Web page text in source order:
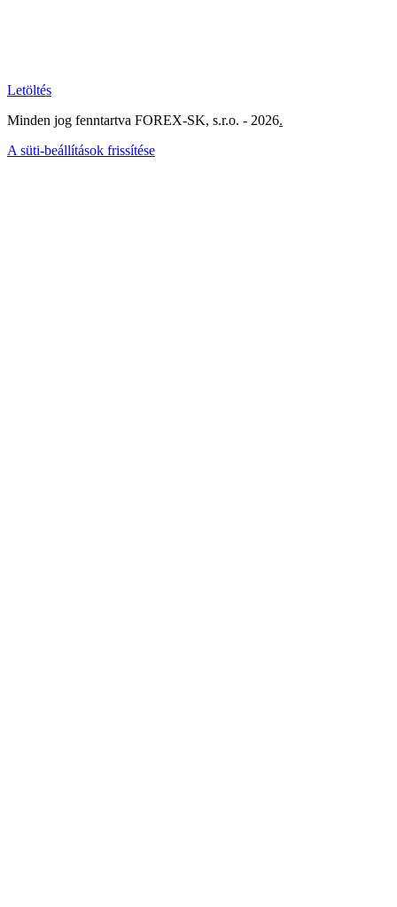
Letöltés
Minden jog fenntartva FOREX-SK, s.r.o. - 2026.
A süti-beállítások frissítése